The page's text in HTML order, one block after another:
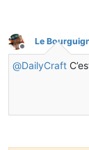
Hors-ligne
Le
@DailyCraft